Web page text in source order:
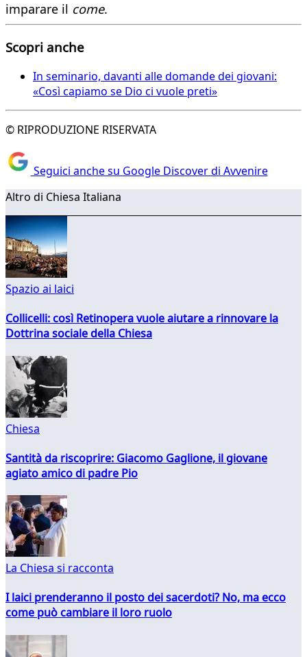
imparare il come.
Scopri anche
In seminario, davanti alle domande dei giovani:
«Così capiamo se Dio ci vuole preti»
© RIPRODUZIONE RISERVATA
Seguici anche su Google Discover di Avvenire
Altro di Chiesa Italiana
Spazio ai laici
Collicelli: così Retinopera vuole aiutare a rinnovare la
Dottrina sociale della Chiesa
Chiesa
Santità da riscoprire: Giacomo Gaglione, il giovane
agiato amico di padre Pio
La Chiesa si racconta
I laici prenderanno il posto dei sacerdoti? No, ma ecco
come può cambiare il loro ruolo